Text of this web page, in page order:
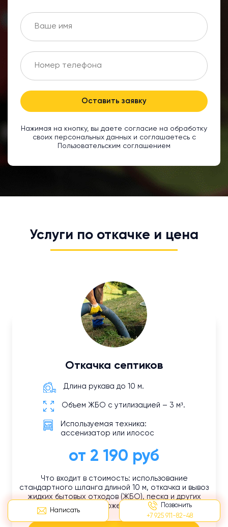
Написать
Позвонить
+7 925 911-82-48
Оставить заявку
Нажимая на кнопку, вы даете согласие на обработку
своих персональных данных и соглашаетесь с
Пользовательским соглашением
Услуги по откачке и цена
Откачка септиков
Длина рукава до 10 м.
Объем ЖБО с утилизацией – 3 м³.
Используемая техника:
ассенизатор или илосос
от 2 190 руб
Что входит в стоимость: использование
стандартного шланга длиной 10 м, откачка и вывоз
жидких бытовых отходов (ЖБО), песка и других
отложений.